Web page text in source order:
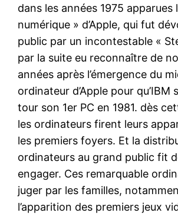
dans les années 1975 apparues
numérique » d’Apple, qui fut
public par un incontestable «
par la suite eu reconnaître de
années après l’émergence du
ordinateur d’Apple pour qu’IBM
tour son 1er PC en 1981. dès
les ordinateurs firent leurs
les premiers foyers. Et la
ordinateurs au grand public fit
engager. Ces remarquable
juger par les familles,
l’apparition des premiers jeux